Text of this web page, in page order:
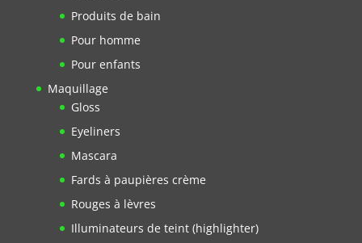
Produits de bain
Pour homme
Pour enfants
Maquillage
Gloss
Eyeliners
Mascara
Fards à paupières crème
Rouges à lèvres
Illuminateurs de teint (highlighter)